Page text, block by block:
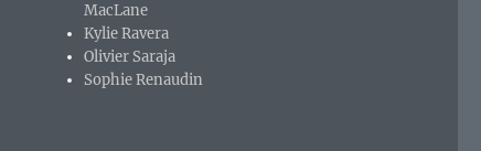
MacLane
Kylie Ravera
Olivier Saraja
Sophie Renaudin